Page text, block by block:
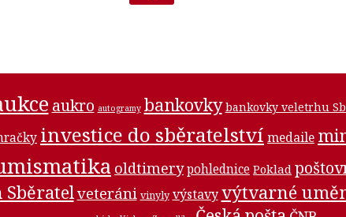
aukro autogramy bankovky bankovky veletrhu
investice do sběratelství medaile
oldtimerypohlednice Poklad
veteráni vinyly výstavy výtvarné